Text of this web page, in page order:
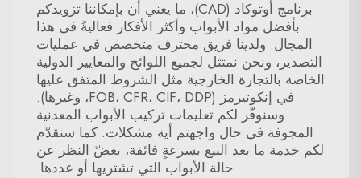
برنامج أوتوكاد (CAD)، ما يعني أن بإمكاننا تزويدكم
بأفضل مواد الأبواب وأكثر الأفكار فعاليةً في هذا
المجال. ولدينا فريق محترف متخصص في عمليات
التصدير، ونحن نمتثل لجميع اللوائح والمعايير الدولية
الخاصة بالتجارة الخارجية مثل الشروط المتفق عليها
في إنكوتيرمز (FOB، CFR، CIF، DDP، وغيرها).
وسنوفّر لكم تعليمات تركيب الأبواب المعدنية
المجوفة في حال واجهتم أية مشكلات. كما سنقدّم
لكم خدمة ما بعد البيع بسرعةٍ فائقة، بغضّ النظر عن
حالة الأبواب التي تشتريها أو عددها.